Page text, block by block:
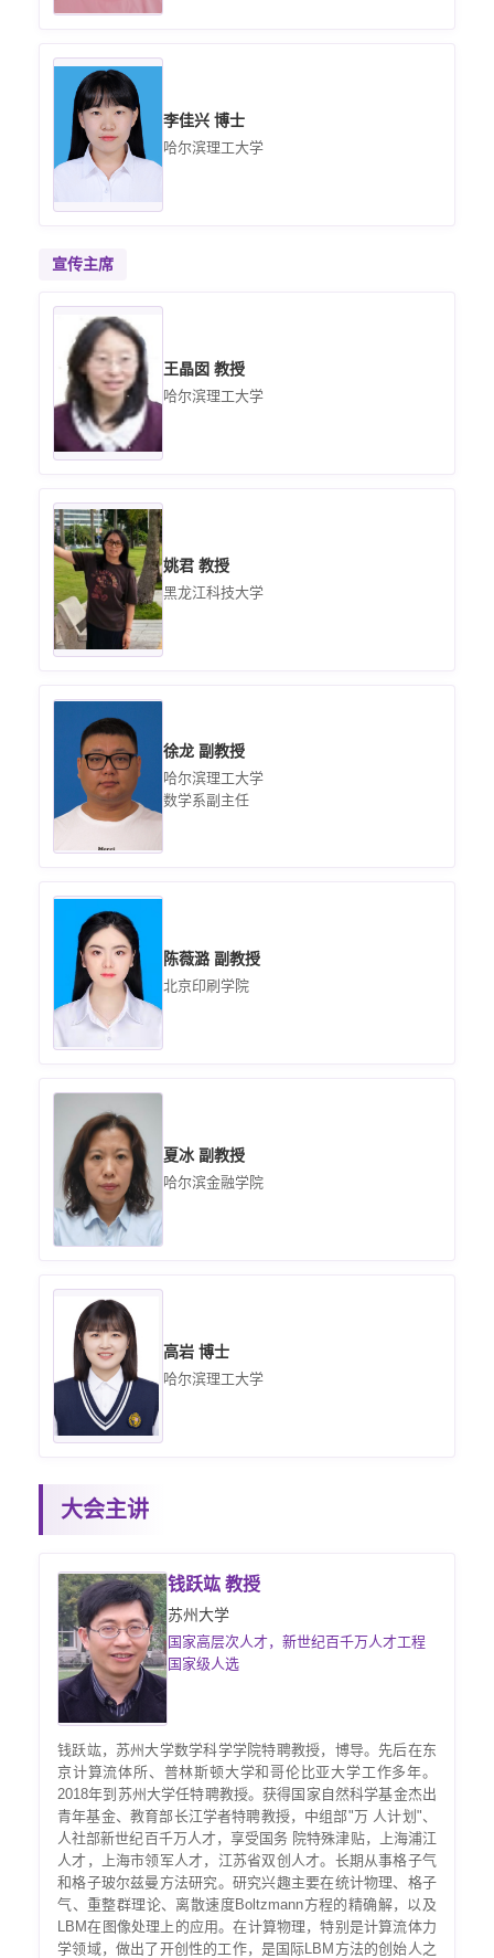
李佳兴 博士
哈尔滨理工大学
宣传主席
王晶囡 教授
哈尔滨理工大学
姚君 教授
黑龙江科技大学
徐龙 副教授
哈尔滨理工大学
数学系副主任
陈薇潞 副教授
北京印刷学院
夏冰 副教授
哈尔滨金融学院
高岩 博士
哈尔滨理工大学
大会主讲
钱跃竑 教授
苏州大学
国家高层次人才，新世纪百千万人才工程
国家级人选
钱跃竑，苏州大学数学科学学院特聘教授，博导。先后在东
京计算流体所、普林斯顿大学和哥伦比亚大学工作多年。
2018年到苏州大学任特聘教授。获得国家自然科学基金杰出
青年基金、教育部长江学者特聘教授，中组部"万 人计划"、
人社部新世纪百千万人才，享受国务 院特殊津贴，上海浦江
人才，上海市领军人才，江苏省双创人才。长期从事格子气
和格子玻尔兹曼方法研究。研究兴趣主要在统计物理、格子
气、重整群理论、离散速度Boltzmann方程的精确解，以及
LBM在图像处理上的应用。在计算物理，特别是计算流体力
学领域，做出了开创性的工作，是国际LBM方法的创始人之